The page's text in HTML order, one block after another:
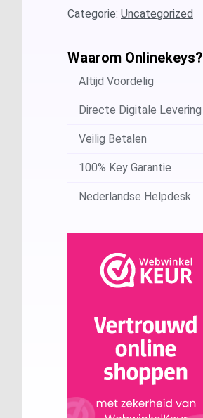
Categorie: Uncategorized
Waarom Onlinekeys?
Altijd Voordelig
Directe Digitale Levering
Veilig Betalen
100% Key Garantie
Nederlandse Helpdesk